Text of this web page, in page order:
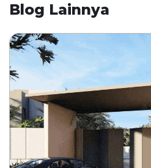
Blog Lainnya